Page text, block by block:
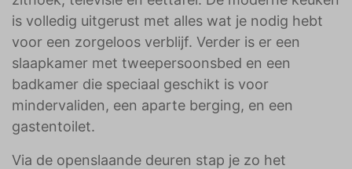
is volledig uitgerust met alles wat je nodig hebt
voor een zorgeloos verblijf. Verder is er een
slaapkamer met tweepersoonsbed en een
badkamer die speciaal geschikt is voor
mindervaliden, een aparte berging, en een
gastentoilet.
Via de openslaande deuren stap je zo het